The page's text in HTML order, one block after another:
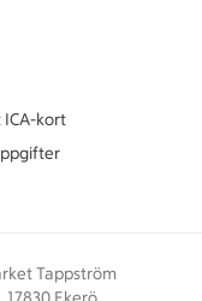
ICA-kort
Tappström